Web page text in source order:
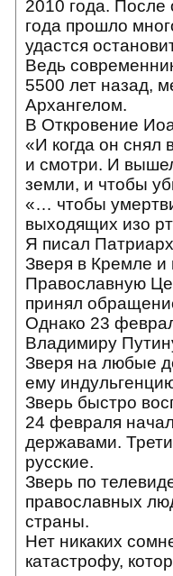
2010 года. После
года прошло
удастся
Ведь
5500 лет назад,
Архангелом.
В Откровение
«И когда он снял
и смотри. И
земли, и чтобы
«… чтобы
выходящих изо
Я писал
Зверя в Кремле и
Православную
принял
Однако 23
Владимиру
Зверя на любые
ему
Зверь быстро
24 февраля
державами.
русские.
Зверь по
православных
страны.
Нет никаких
катастрофу,